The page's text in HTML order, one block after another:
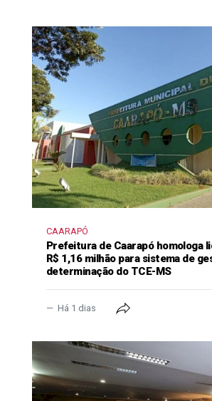
CAARAPÓ
Prefeitura de Caarapó homologa
R$ 1,16 milhão para sistema de
determinação do TCE-MS
Há 1 dias